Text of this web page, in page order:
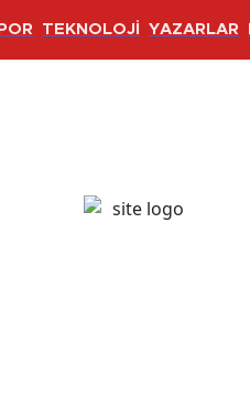
TEKNOLOJİ YAZARLAR